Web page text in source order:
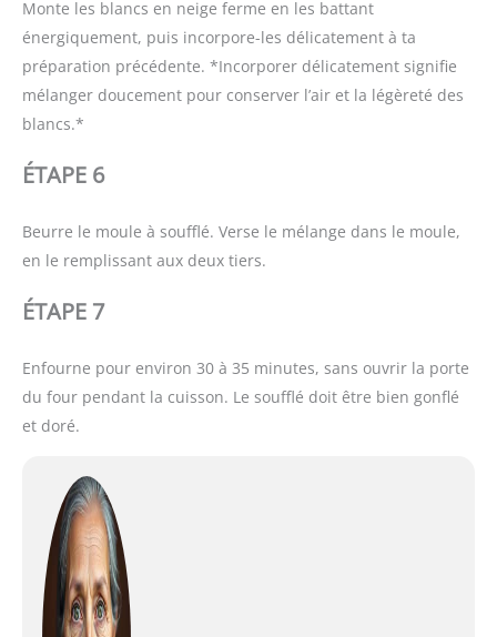
Monte les blancs en neige ferme en les battant
énergiquement, puis incorpore-les délicatement à ta
préparation précédente. *Incorporer délicatement signifie
mélanger doucement pour conserver l’air et la légèreté des
blancs.*
ÉTAPE 6
Beurre le moule à soufflé. Verse le mélange dans le moule,
en le remplissant aux deux tiers.
ÉTAPE 7
Enfourne pour environ 30 à 35 minutes, sans ouvrir la porte
du four pendant la cuisson. Le soufflé doit être bien gonflé
et doré.